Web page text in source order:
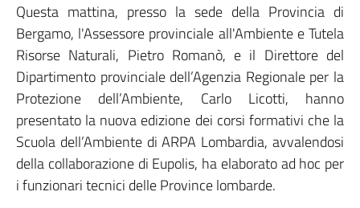
Questa mattina, presso la sede della Provincia di
Bergamo, l'Assessore provinciale all'Ambiente e Tutela
Risorse Naturali, Pietro Romanò, e il Direttore del
Dipartimento provinciale dell’Agenzia Regionale per la
Protezione dell’Ambiente, Carlo Licotti, hanno
presentato la nuova edizione dei corsi formativi che la
Scuola dell’Ambiente di ARPA Lombardia, avvalendosi
della collaborazione di Eupolis, ha elaborato ad hoc per
i funzionari tecnici delle Province lombarde.